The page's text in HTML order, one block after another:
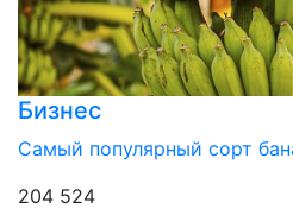
Бизнес
Самый популярный сорт
204 524